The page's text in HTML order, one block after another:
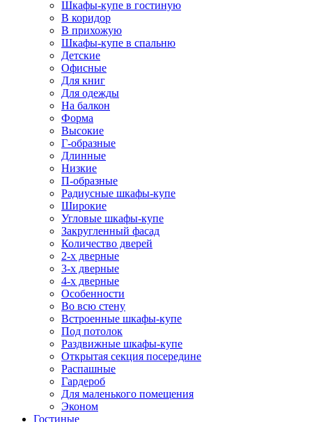
Шкафы-купе в гостиную
В коридор
В прихожую
Шкафы-купе в спальню
Детские
Офисные
Для книг
Для одежды
На балкон
Форма
Высокие
Г-образные
Длинные
Низкие
П-образные
Радиусные шкафы-купе
Широкие
Угловые шкафы-купе
Закругленный фасад
Количество дверей
2-х дверные
3-х дверные
4-х дверные
Особенности
Во всю стену
Встроенные шкафы-купе
Под потолок
Раздвижные шкафы-купе
Открытая секция посередине
Распашные
Гардероб
Для маленького помещения
Эконом
Гостиные